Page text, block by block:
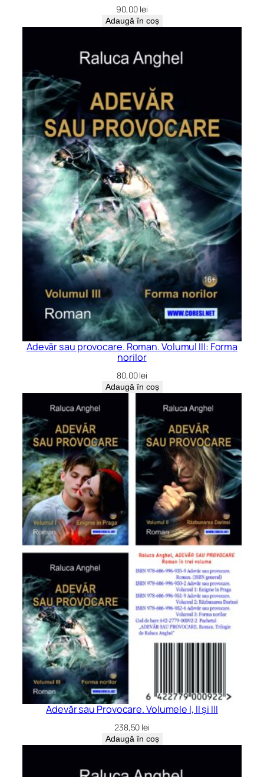
90,00 lei
Adaugă în coș
Adevăr sau provocare. Roman. Volumul III: Forma
norilor
80,00lei
Adaugă în coș
Adevăr sau Provocare. Volumele I, II și III
238,50 lei
Adaugă în coș